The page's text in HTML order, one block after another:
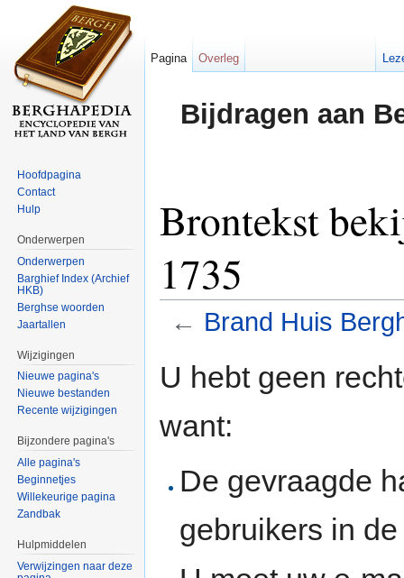
Bijdragen aan
Brontekst
1735
← Brand Huis
U hebt geen
want:
De gevraagde
gebruikers in
Pagina Overleg
Hoofdpagina
Contact
Hulp
Onderwerpen
Onderwerpen
Barghief Index (Archief
HKB)
Berghse woorden
Jaartallen
Wijzigingen
Nieuwe pagina's
Nieuwe bestanden
Recente wijzigingen
Bijzondere pagina's
Alle pagina's
Beginnetjes
Willekeurige pagina
Zandbak
Hulpmiddelen
Verwijzingen naar deze